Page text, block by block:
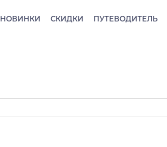
НОВИНКИ СКИДКИ ПУТЕВОДИТЕЛЬ